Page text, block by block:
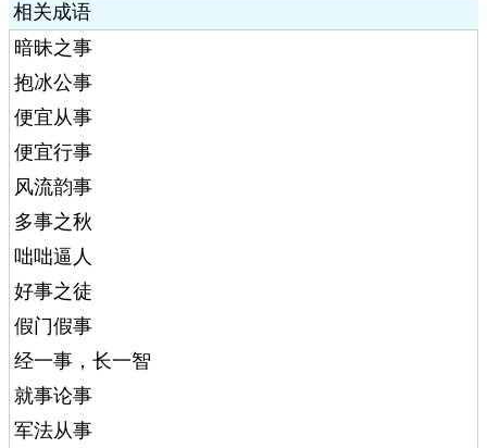
相关成语
暗昧之事
抱冰公事
便宜从事
便宜行事
风流韵事
多事之秋
咄咄逼人
好事之徒
假门假事
经一事，长一智
就事论事
军法从事